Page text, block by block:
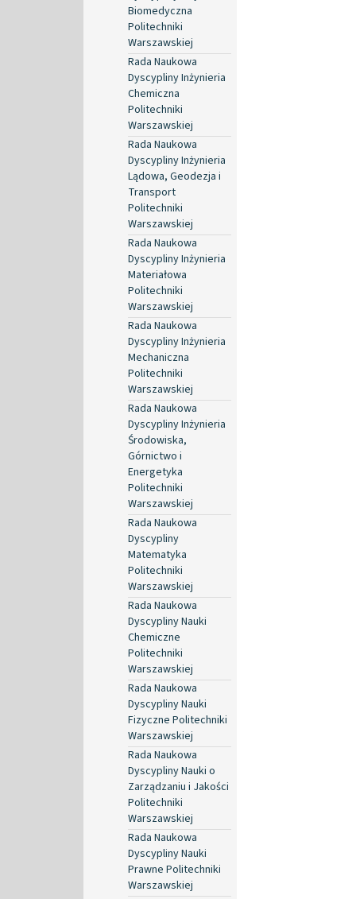
Biomedyczna
Politechniki
Warszawskiej
Rada Naukowa
Dyscypliny Inżynieria
Chemiczna
Politechniki
Warszawskiej
Rada Naukowa
Dyscypliny Inżynieria
Lądowa, Geodezja i
Transport
Politechniki
Warszawskiej
Rada Naukowa
Dyscypliny Inżynieria
Materiałowa
Politechniki
Warszawskiej
Rada Naukowa
Dyscypliny Inżynieria
Mechaniczna
Politechniki
Warszawskiej
Rada Naukowa
Dyscypliny Inżynieria
Środowiska,
Górnictwo i
Energetyka
Politechniki
Warszawskiej
Rada Naukowa
Dyscypliny
Matematyka
Politechniki
Warszawskiej
Rada Naukowa
Dyscypliny Nauki
Chemiczne
Politechniki
Warszawskiej
Rada Naukowa
Dyscypliny Nauki
Fizyczne Politechniki
Warszawskiej
Rada Naukowa
Dyscypliny Nauki o
Zarządzaniu i Jakości
Politechniki
Warszawskiej
Rada Naukowa
Dyscypliny Nauki
Prawne Politechniki
Warszawskiej